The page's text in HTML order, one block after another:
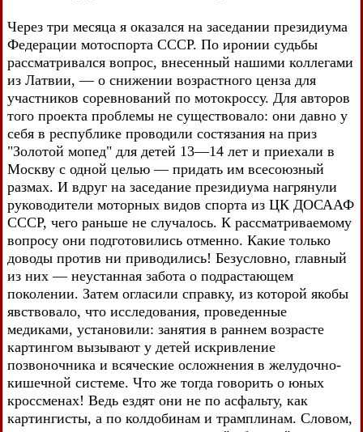
Через три месяца я оказался на заседании президиума
Федерации мотоспорта СССР. По иронии судьбы
рассматривался вопрос, внесенный нашими коллегами
из Латвии, — о снижении возрастного ценза для
участников соревнований по мотокроссу. Для авторов
того проекта проблемы не существовало: они давно у
себя в республике проводили состязания на приз
"Золотой мопед" для детей 13—14 лет и приехали в
Москву с одной целью — придать им всесоюзный
размах. И вдруг на заседание президиума нагрянули
руководители моторных видов спорта из ЦК ДОСААФ
СССР, чего раньше не случалось. К рассматриваемому
вопросу они подготовились отменно. Какие только
доводы против ни приводились! Безусловно, главный
из них — неустанная забота о подрастающем
поколении. Затем огласили справку, из которой якобы
явствовало, что исследования, проведенные
медиками, установили: занятия в раннем возрасте
картингом вызывают у детей искривление
позвоночника и всяческие осложнения в желудочно-
кишечной системе. Что же тогда говорить о юных
кроссменах! Ведь ездят они не по асфальту, как
картингисты, а по колдобинам и трамплинам. Словом,